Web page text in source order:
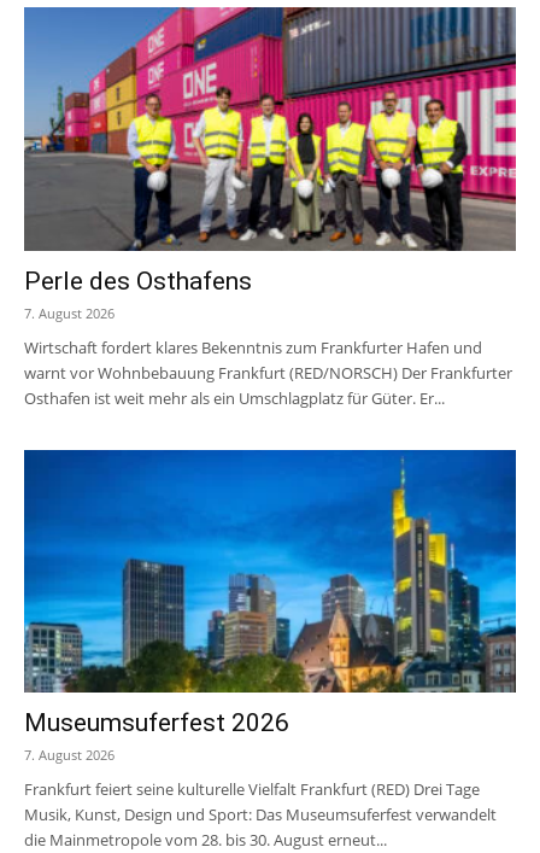
Perle des Osthafens
7. August 2026
Wirtschaft fordert klares Bekenntnis zum Frankfurter Hafen und
warnt vor Wohnbebauung Frankfurt (RED/NORSCH) Der Frankfurter
Osthafen ist weit mehr als ein Umschlagplatz für Güter. Er...
Museumsuferfest 2026
7. August 2026
Frankfurt feiert seine kulturelle Vielfalt Frankfurt (RED) Drei Tage
Musik, Kunst, Design und Sport: Das Museumsuferfest verwandelt
die Mainmetropole vom 28. bis 30. August erneut...